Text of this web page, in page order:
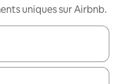
uniques sur Airbnb.
parcourez-les en utilisant